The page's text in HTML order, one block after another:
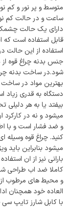
دارای یک حالت
قابل استفاده است که
استفاده از این حالت
جنس بدنه چراغ قوه
شود.در ساخت بدنه
بهترین مواد در
دستگاه به قدری زیاد
بیفتد یا به هر دلیلی
میشود و نه در
و ضد فشار است و با
کنید. چراغ قوه
میشود بنابراین باید
بارانی نیز از ان
کاملا ضد اب طراحی
و محیط های مرطوب از
العاده خود همچنان
با کابل شارز تایپ